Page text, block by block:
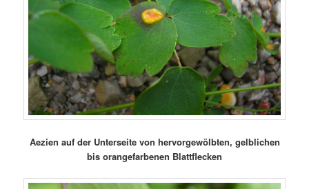
Aezien auf der Unterseite von hervorgewölbten, gelblichen
bis orangefarbenen Blattflecken